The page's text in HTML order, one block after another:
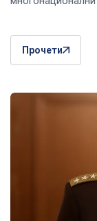
Прочети